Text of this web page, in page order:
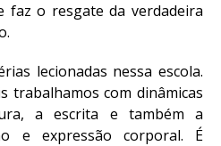
faz o resgate da verdadeira
lecionadas nessa escola.
trabalhamos com dinâmicas
a escrita e também a
e expressão corporal. É